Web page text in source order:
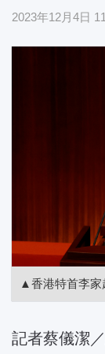
2023年12月4日
▲香港特首李家
記者蔡儀潔